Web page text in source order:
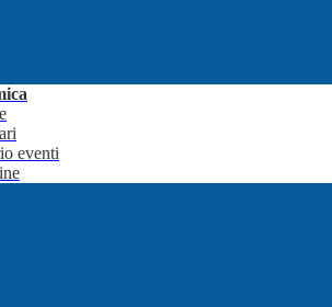
eventi